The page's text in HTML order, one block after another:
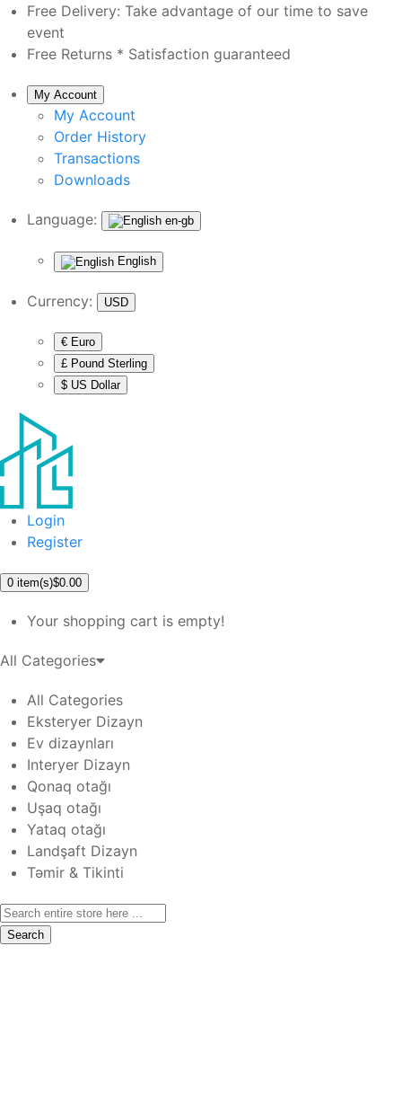
Free Delivery: Take advantage of our time to save
event
Free Returns * Satisfaction guaranteed
My Account
My Account
Order History
Transactions
Downloads
Language: en-gb
English
Currency: USD
€ Euro
£ Pound Sterling
$ US Dollar
Login
Register
0 item(s)$0.00
Your shopping cart is empty!
All Categories
All Categories
Eksteryer Dizayn
Ev dizaynları
Interyer Dizayn
Qonaq otağı
Uşaq otağı
Yataq otağı
Landşaft Dizayn
Təmir & Tikinti
Search